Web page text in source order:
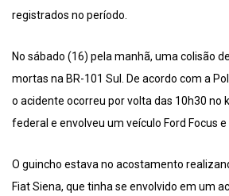
registrados no período.
No sábado (16) pela manhã, uma colisão
mortas na BR-101 Sul. De acordo com a
o acidente ocorreu por volta das 10h30 no
federal e envolveu um veículo Ford Focus
O guincho estava no acostamento
Fiat Siena, que tinha se envolvido em um